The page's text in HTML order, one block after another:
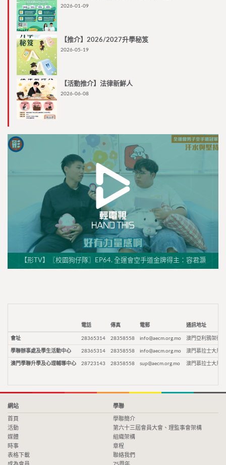
2026-01-09
【推介】2026/2027升學秘笈
2026-05-19
【活動推介】法律新鮮人
2026-06-08
【形TV】〖校園狗仔隊〗EP64. 全運會空手道金牌得主：容君灝
電話 傳真 電郵 通訊地址
會址 28365314 28358558 info@aecm.org.mo 澳門亞利鴉架街9
學聯辦事處及學生活動中心 28365314 28358558 info@aecm.org.mo 澳門慕拉士大馬
澳門學聯升學及心理輔導中心 28723143 28358558 sup@aecm.org.mo 澳門慕拉士大馬
網站
首頁
活動
媒體
時事
表格下載
學聯
學聯簡介
第六十三屆會員大會、理監事會架構
組織架構
章程
聯絡我們